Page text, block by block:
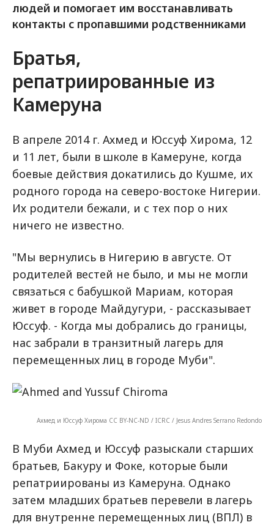
людей и помогает им восстанавливать
контакты с пропавшими родственниками
Братья,
репатриированные из
Камеруна
В апреле 2014 г. Ахмед и Юссуф Хирома, 12
и 11 лет, были в школе в Камеруне, когда
боевые действия докатились до Кушме, их
родного города на северо-востоке Нигерии.
Их родители бежали, и с тех пор о них
ничего не известно.
"Мы вернулись в Нигерию в августе. От
родителей вестей не было, и мы не могли
связаться с бабушкой Мариам, которая
живет в городе Майдугури, - рассказывает
Юссуф. - Когда мы добрались до границы,
нас забрали в транзитный лагерь для
перемещенных лиц в городе Муби".
Ахмед и Юссуф Хирома CC BY-NC-ND / ICRC / Jesus Andres Serrano Redondo
В Муби Ахмед и Юссуф разыскали старших
братьев, Бакуру и Фоке, которые были
репатриированы из Камеруна. Однако
затем младших братьев перевели в лагерь
для внутренне перемещенных лиц (ВПЛ) в